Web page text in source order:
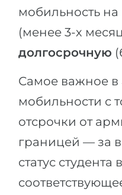
мобильность на
(менее 3-х
долгосрочную
Самое важное в
мобильности с
отсрочки от
границей — за
статус